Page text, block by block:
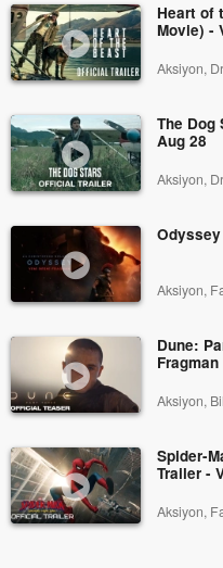
Heart of
Movie) -
Aksiyon,
The Dog
Aug 28
Aksiyon,
Odyssey
Aksiyon,
Dune:
Fragman
Aksiyon,
Spider-
Trailer -
Aksiyon,